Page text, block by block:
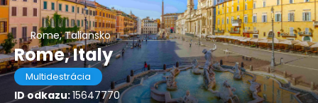
Rome, Taliansko
Rome, Italy
Multidestrácia
ID odkazu:15647770